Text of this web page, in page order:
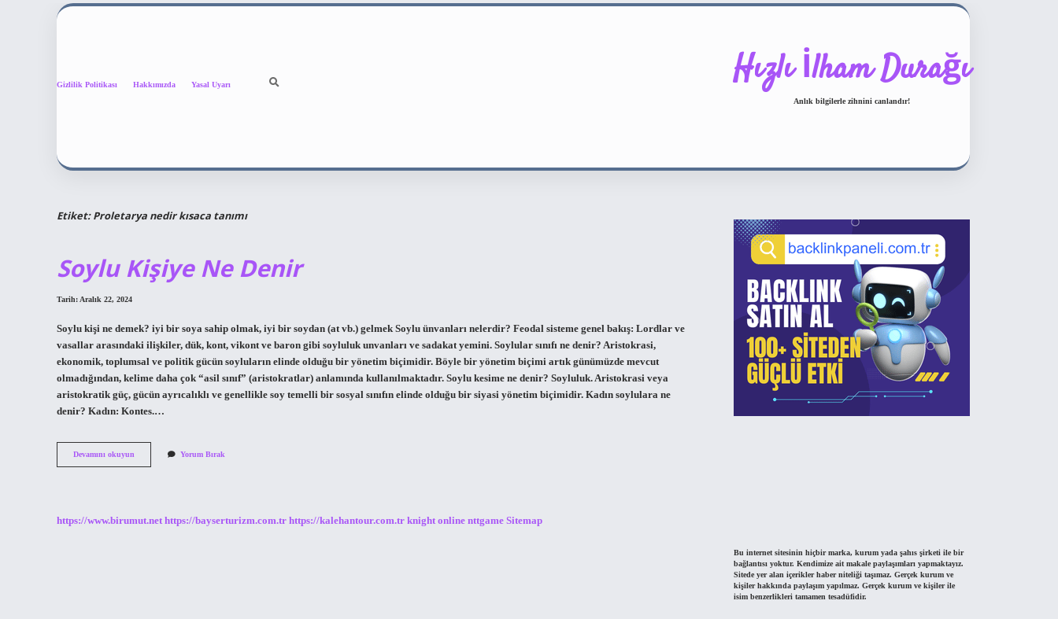
Gizlilik Politikası Hakkımızda Yasal Uyarı Hızlı İlham Durağı
Anlık bilgilerle zihnini canlandır!
Etiket:Proletarya nedir kısaca tanımı
Soylu Kişiye Ne Denir
Tarih: Aralık 22, 2024
Soylu kişi ne demek? iyi bir soya sahip olmak, iyi bir soydan (at vb.) gelmek Soylu ünvanları nelerdir? Feodal sisteme genel bakış: Lordlar ve
vasallar arasındaki ilişkiler, dük, kont, vikont ve baron gibi soyluluk unvanları ve sadakat yemini. Soylular sınıfı ne denir? Aristokrasi,
ekonomik, toplumsal ve politik gücün soyluların elinde olduğu bir yönetim biçimidir. Böyle bir yönetim biçimi artık günümüzde mevcut
olmadığından, kelime daha çok “asil sınıf” (aristokratlar) anlamında kullanılmaktadır. Soylu kesime ne denir? Soyluluk. Aristokrasi veya
aristokratik güç, gücün ayrıcalıklı ve genellikle soy temelli bir sosyal sınıfın elinde olduğu bir siyasi yönetim biçimidir. Kadın soylulara ne
denir? Kadın: Kontes.…
Devamını okuyun
Kişiye
Yorum Bırak
https://www.birumut.net https://bayserturizm.com.tr https://kalehantour.com.tr knight online nttgame Sitemap
Bu internet sitesinin hiçbir marka, kurum yada şahıs şirketi ile bir
bağlantısı yoktur. Kendimize ait makale paylaşımları yapmaktayız.
Sitede yer alan içerikler haber niteliği taşımaz. Gerçek kurum ve
kişiler hakkında paylaşım yapılmaz. Gerçek kurum ve kişiler ile
isim benzerlikleri tamamen tesadüfidir.